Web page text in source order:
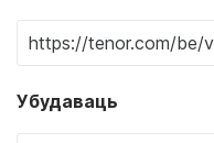
Убудаваць